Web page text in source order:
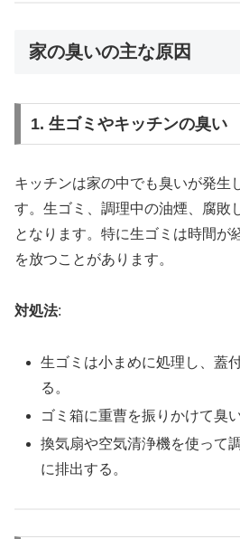
家の臭いの主な原因
1. 生ゴミやキッチンの臭い
キッチンは家の中でも臭いが発生
す。生ゴミ、調理中の油煙、腐敗
となります。特に生ゴミは時間が
を放つことがあります。
対処法:
生ゴミは小まめに処理し、蓋
る。
ゴミ箱に重曹を振りかけて臭
換気扇や空気清浄機を使って
に排出する。